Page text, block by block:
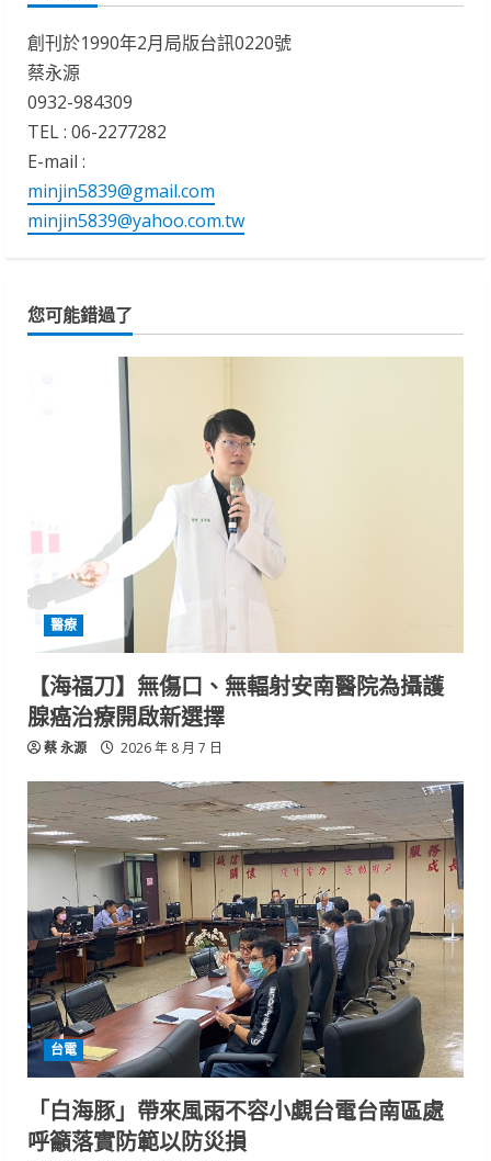
創刊於1990年2月局版台訊0220號
蔡永源
0932-984309
TEL : 06-2277282
E-mail :
minjin5839@gmail.com
minjin5839@yahoo.com.tw
您可能錯過了
醫療
【海福刀】無傷口、無輻射安南醫院為攝護
腺癌治療開啟新選擇
蔡 永源 2026 年 8 月 7 日
台電
「白海豚」帶來風雨不容小覷台電台南區處
呼籲落實防範以防災損